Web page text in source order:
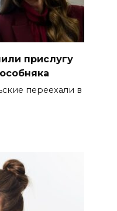
прислугу
переехали в